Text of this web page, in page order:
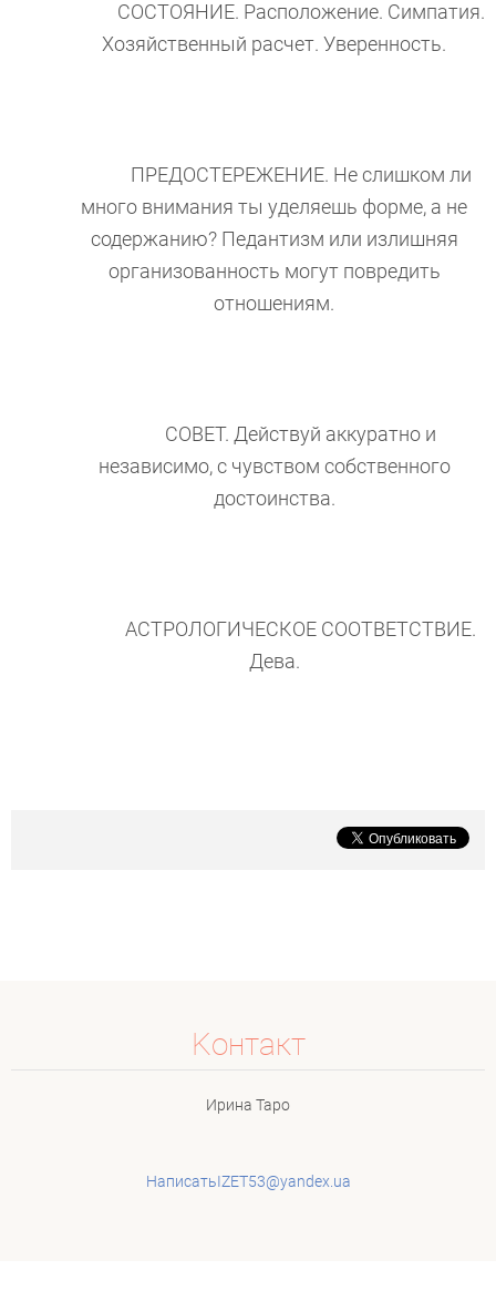
СОСТОЯНИЕ. Расположение. Симпатия.
Хозяйственный расчет. Уверенность.
ПРЕДОСТЕРЕЖЕНИЕ. Не слишком ли
много внимания ты уделяешь форме, а не
содержанию? Педантизм или излишняя
организованность могут повредить
отношениям.
СОВЕТ. Действуй аккуратно и
независимо, с чувством собственного
достоинства.
АСТРОЛОГИЧЕСКОЕ СООТВЕТСТВИЕ.
Дева.
Koнтакт
Ирина Таро
НаписатьIZET53@yandex.ua